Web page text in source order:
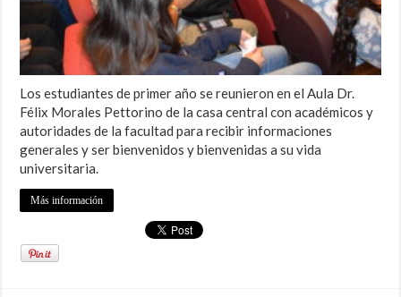
Los estudiantes de primer año se reunieron en el Aula Dr.
Félix Morales Pettorino de la casa central con académicos y
autoridades de la facultad para recibir informaciones
generales y ser bienvenidos y bienvenidas a su vida
universitaria.
Más información